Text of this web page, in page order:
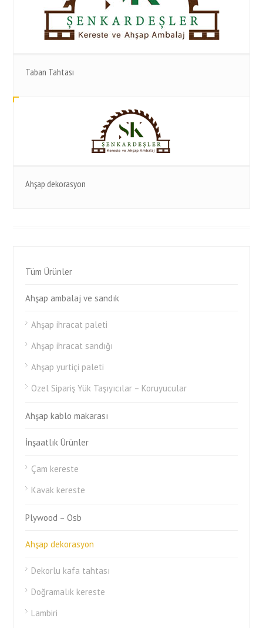
Taban Tahtası
Ahşap dekorasyon
Tüm Ürünler
Ahşap ambalaj ve sandık
Ahşap ihracat paleti
Ahşap ihracat sandığı
Ahşap yurtiçi paleti
Özel Sipariş Yük Taşıyıcılar – Koruyucular
Ahşap kablo makarası
İnşaatlık Ürünler
Çam kereste
Kavak kereste
Plywood – Osb
Ahşap dekorasyon
Dekorlu kafa tahtası
Doğramalık kereste
Lambiri